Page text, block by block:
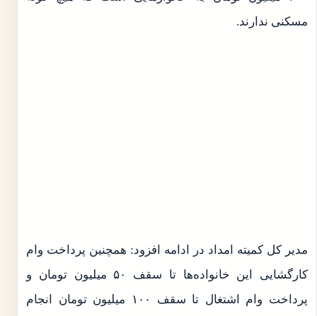
مسکنی ندارند.
مدیر کل کمیته امداد در ادامه افزود: همچنین پرداخت وام
کارگشایی این خانواده‌ها تا سقف ۵۰ میلیون تومان و
پرداخت وام اشتغال تا سقف ۱۰۰ میلیون تومان انجام